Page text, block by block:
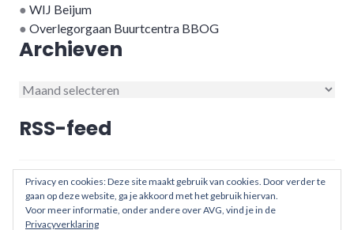
● WIJ Beijum
● Overlegorgaan Buurtcentra BBOG
Archieven
Archieven
RSS-feed
RSS - berichten
Privacy en cookies: Deze site maakt gebruik van cookies. Door verder te
gaan op deze website, ga je akkoord met het gebruik hiervan.
Voor meer informatie, onder andere over AVG, vind je in de
Privacyverklaring